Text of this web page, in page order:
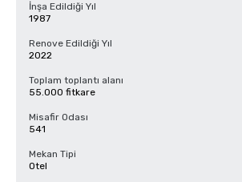
İnşa Edildiği Yıl
1987
Renove Edildiği Yıl
2022
Toplam toplantı alanı
55.000 fitkare
Misafir Odası
541
Mekan Tipi
Otel